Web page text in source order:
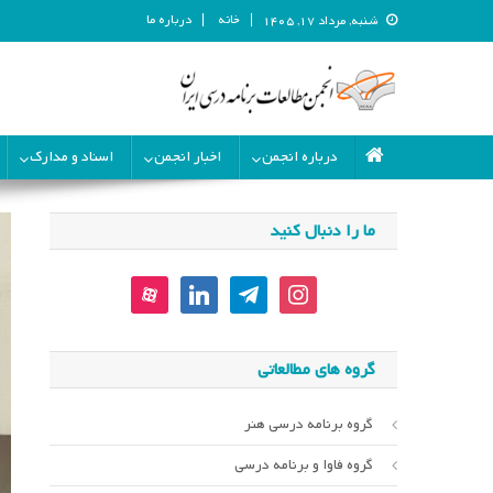
شنبه, مرداد ۱۷, ۱۴۰۵ خانه درباره ما
انجمن مطالعات برنامه درسی
درباره انجمن
اخبار انجمن اسناد و مدارک
ما را دنبال کنید
instagram
telegram
linkedin
aparat
گروه های مطالعاتی
گروه برنامه درسی هنر
گروه فاوا و برنامه درسی